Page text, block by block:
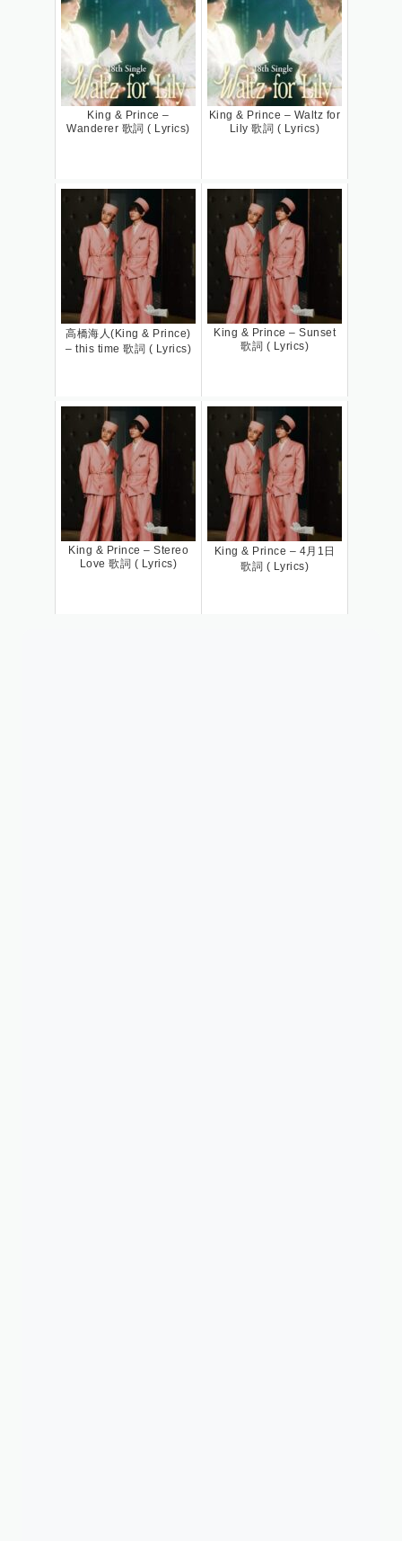
King & Prince –
Wanderer 歌詞 ( Lyrics)
King & Prince – Waltz for
Lily 歌詞 ( Lyrics)
高橋海人(King & Prince)
– this time 歌詞 ( Lyrics)
King & Prince – Sunset
歌詞 ( Lyrics)
King & Prince – Stereo
Love 歌詞 ( Lyrics)
King & Prince – 4月1日
歌詞 ( Lyrics)